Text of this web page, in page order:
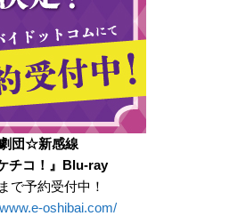
劇団☆新感線
チコ！』Blu-ray
で予約受付中！
oshibai.com/